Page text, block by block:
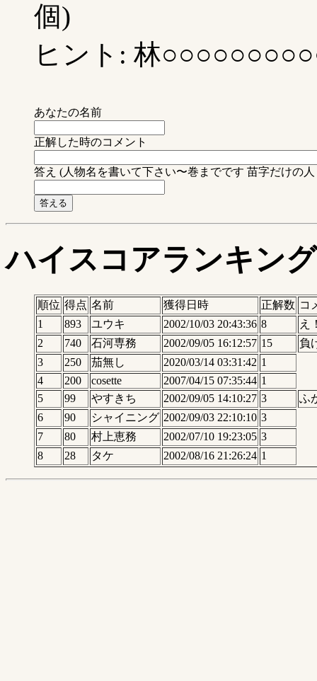
個)
ヒント: 林
あなたの名前
正解した時のコメント
答え (人物名を書いて下さい〜巻までです 苗字だけの
ハイスコアランキング
順位 得点 名前 獲得日時 正解数 コ
1
893 ユウキ 2002/10/03 20:43:36 8
え
2
740 石河専務 2002/09/05 16:12:57 15
負
3
250 茄無し 2020/03/14 03:31:42 1
4
200 cosette 2007/04/15 07:35:44 1
5
99 やすきち 2002/09/05 14:10:27 3
ふ
6
90 シャイニング 2002/09/03 22:10:10 3
7
80 村上恵務 2002/07/10 19:23:05 3
8
28 タケ 2002/08/16 21:26:24 1